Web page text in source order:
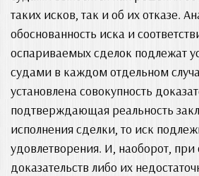
таких исков, так и об их отказе.
обоснованность иска и
оспариваемых сделок подлежат
судами в каждом отдельном
установлена совокупность
подтверждающая реальность
исполнения сделки, то иск
удовлетворения. И, наоборот, при
доказательств либо их